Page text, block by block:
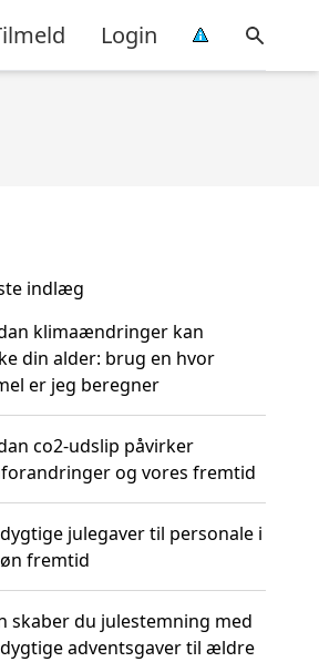
Login
indlæg
klimaændringer kan
din alder: brug en hvor
er jeg beregner
co2-udslip påvirker
og vores fremtid
julegaver til personale i
fremtid
skaber du julestemning med
adventsgaver til ældre